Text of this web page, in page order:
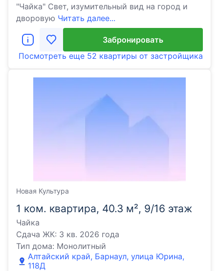
"Чайка" Свет, изумительный вид на город и
дворовую Читать далее...
Забронировать
Посмотреть еще 52 квартиры от застройщика
1 ком. квартира, 40.3 м², 9/16 этаж
Чайка
Сдача ЖК: 3 кв. 2026 года
Тип дома: Монолитный
Алтайский край, Барнаул, улица Юрина,
118Д
Новая Культура